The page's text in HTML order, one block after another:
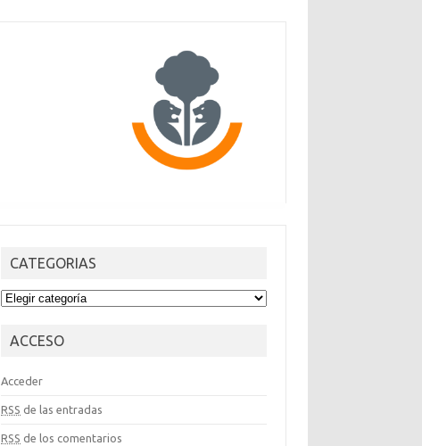
CATEGORIAS
CATEGORIAS
ACCESO
Acceder
RSS de las entradas
RSS de los comentarios